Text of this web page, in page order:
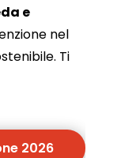
e
nel
Ti
2026